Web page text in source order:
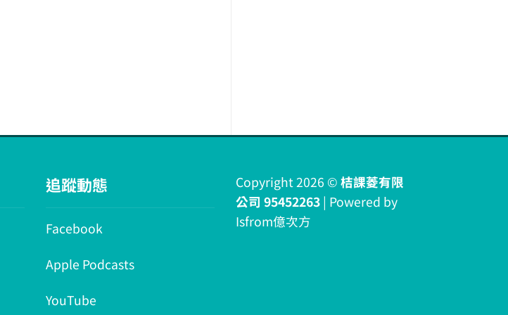
追蹤動態
Facebook
Apple Podcasts
YouTube
Copyright 2026 © 桔課菱有限
公司 95452263 | Powered by
Isfrom億次方